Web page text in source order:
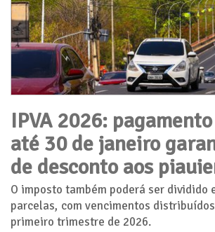
IPVA 2026:
até 30 de janeiro
de desconto aos
O imposto também poderá ser dividido
parcelas, com vencimentos
primeiro trimestre de 2026.